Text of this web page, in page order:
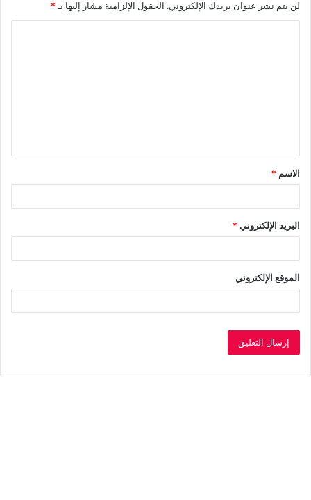
لن يتم نشر عنوان بريدك الإلكتروني. الحقول الإلزامية مشار إليها بـ *
ق
*الاسم *
البريد الإلكتروني *
الموقع الإلكتروني